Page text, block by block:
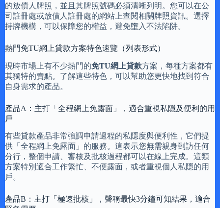
的放債人牌照，並且其牌照號碼必須清晰列明。您可以在公
司註冊處或放債人註冊處的網站上查閱相關牌照資訊。選擇
持牌機構，可以保障您的權益，避免墮入不法陷阱。
熱門免TU網上貸款方案特色速覽（列表形式）
現時市場上有不少熱門的免TU網上貸款方案，每種方案都有
其獨特的賣點。了解這些特色，可以幫助您更快地找到符合
自身需求的產品。
產品A：主打「全程網上免露面」，適合重視私隱及便利的用
戶
有些貸款產品非常強調申請過程的私隱度與便利性，它們提
供「全程網上免露面」的服務。這表示您無需親身到訪任何
分行，整個申請、審核及批核過程都可以在線上完成。這類
方案特別適合工作繁忙、不便露面，或者重視個人私隱的用
戶。
產品B：主打「極速批核」，聲稱最快3分鐘可知結果，適合